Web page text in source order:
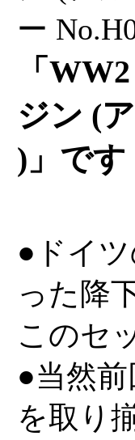
「
ジン (
)」です
●ドイ
った降
このセ
●当然
を取り